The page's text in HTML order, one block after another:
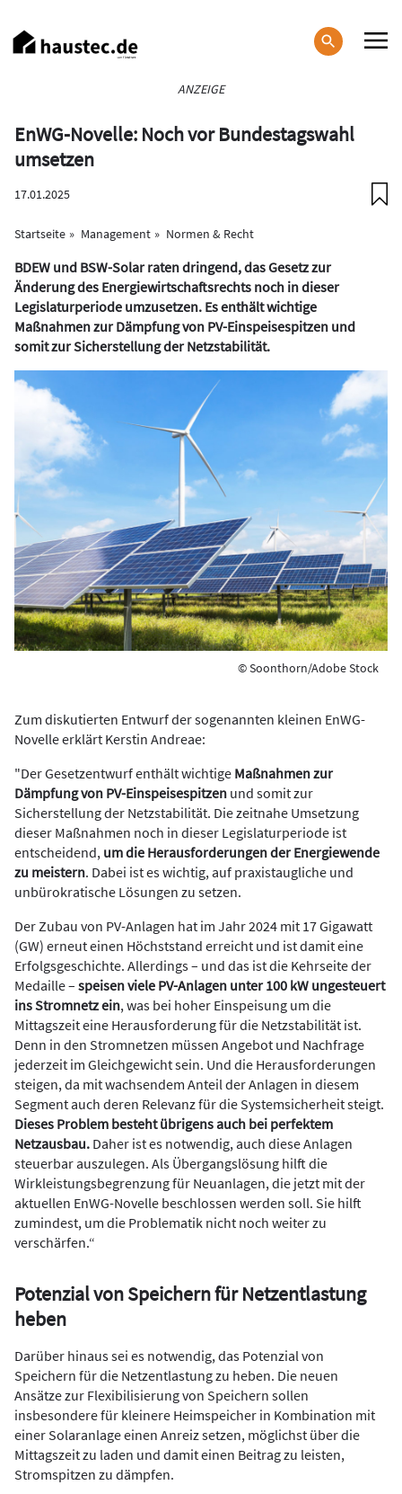
zum
Inhalt
ANZEIGE
EnWG-Novelle: Noch vor Bundestagswahl
umsetzen
17.01.2025
Startseite Management Normen & Recht
BDEW und BSW-Solar raten dringend, das Gesetz zur
Änderung des Energiewirtschaftsrechts noch in dieser
Legislaturperiode umzusetzen. Es enthält wichtige
Maßnahmen zur Dämpfung von PV-Einspeisespitzen und
somit zur Sicherstellung der Netzstabilität.
© Soonthorn/Adobe Stock
Zum diskutierten Entwurf der sogenannten kleinen EnWG-
Novelle erklärt Kerstin Andreae:
"Der Gesetzentwurf enthält wichtige Maßnahmen zur
Dämpfung von PV-Einspeisespitzen und somit zur
Sicherstellung der Netzstabilität. Die zeitnahe Umsetzung
dieser Maßnahmen noch in dieser Legislaturperiode ist
entscheidend, um die Herausforderungen der Energiewende
zu meistern. Dabei ist es wichtig, auf praxistaugliche und
unbürokratische Lösungen zu setzen.
Der Zubau von PV-Anlagen hat im Jahr 2024 mit 17 Gigawatt
(GW) erneut einen Höchststand erreicht und ist damit eine
Erfolgsgeschichte. Allerdings – und das ist die Kehrseite der
Medaille – speisen viele PV-Anlagen unter 100 kW ungesteuert
ins Stromnetz ein, was bei hoher Einspeisung um die
Mittagszeit eine Herausforderung für die Netzstabilität ist.
Denn in den Stromnetzen müssen Angebot und Nachfrage
jederzeit im Gleichgewicht sein. Und die Herausforderungen
steigen, da mit wachsendem Anteil der Anlagen in diesem
Segment auch deren Relevanz für die Systemsicherheit steigt.
Dieses Problem besteht übrigens auch bei perfektem
Netzausbau. Daher ist es notwendig, auch diese Anlagen
steuerbar auszulegen. Als Übergangslösung hilft die
Wirkleistungsbegrenzung für Neuanlagen, die jetzt mit der
aktuellen EnWG-Novelle beschlossen werden soll. Sie hilft
zumindest, um die Problematik nicht noch weiter zu
verschärfen.“
Potenzial von Speichern für Netzentlastung
heben
Darüber hinaus sei es notwendig, das Potenzial von
Speichern für die Netzentlastung zu heben. Die neuen
Ansätze zur Flexibilisierung von Speichern sollen
insbesondere für kleinere Heimspeicher in Kombination mit
einer Solaranlage einen Anreiz setzen, möglichst über die
Mittagszeit zu laden und damit einen Beitrag zu leisten,
Stromspitzen zu dämpfen.